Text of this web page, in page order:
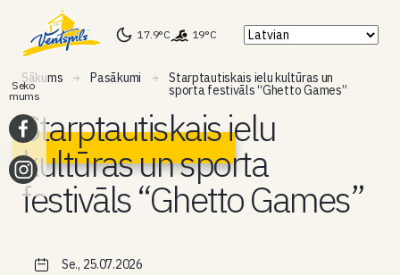
17.9°C 19°C
Sākums Pasākumi Starptautiskais ielu kultūras un
sporta festivāls “Ghetto Games”
Starptautiskais ielu
kultūras un sporta
festivāls “Ghetto Games”
Se., 25.07.2026
Seko
mums